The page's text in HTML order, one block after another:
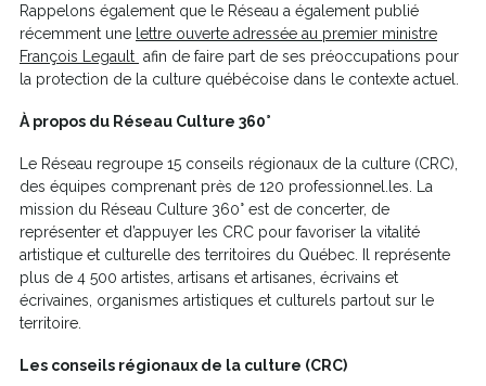
Rappelons également que le Réseau a également publié
récemment une lettre ouverte adressée au premier ministre
François Legault Ce
lien
dans
nouvelle
fenêtre
afin de faire part de ses préoccupations pour
la protection de la culture québécoise dans le contexte actuel.
À propos du Réseau Culture 360°
Le Réseau regroupe 15 conseils régionaux de la culture (CRC),
des équipes comprenant près de 120 professionnel.les. La
mission du Réseau Culture 360° est de concerter, de
représenter et d’appuyer les CRC pour favoriser la vitalité
artistique et culturelle des territoires du Québec. Il représente
plus de 4 500 artistes, artisans et artisanes, écrivains et
écrivaines, organismes artistiques et culturels partout sur le
territoire.
Les conseils régionaux de la culture (CRC)